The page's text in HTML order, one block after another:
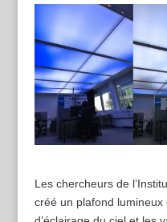
Les chercheurs de
créé un plafond